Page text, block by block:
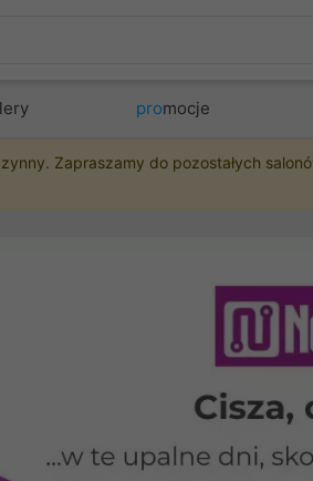
promocje
Zapraszamy do pozostałych